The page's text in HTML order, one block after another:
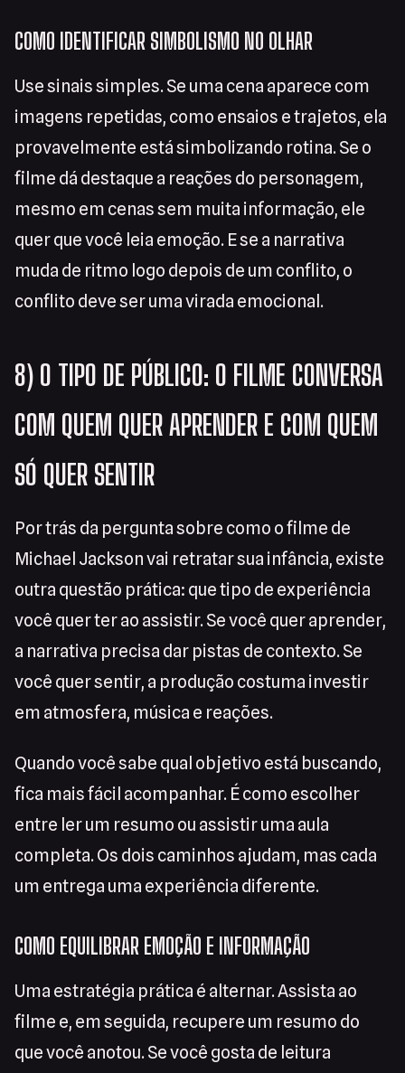
COMO IDENTIFICAR SIMBOLISMO NO OLHAR
Use sinais simples. Se uma cena aparece com
imagens repetidas, como ensaios e trajetos, ela
provavelmente está simbolizando rotina. Se o
filme dá destaque a reações do personagem,
mesmo em cenas sem muita informação, ele
quer que você leia emoção. E se a narrativa
muda de ritmo logo depois de um conflito, o
conflito deve ser uma virada emocional.
8) O TIPO DE PÚBLICO: O FILME CONVERSA
COM QUEM QUER APRENDER E COM QUEM
SÓ QUER SENTIR
Por trás da pergunta sobre como o filme de
Michael Jackson vai retratar sua infância, existe
outra questão prática: que tipo de experiência
você quer ter ao assistir. Se você quer aprender,
a narrativa precisa dar pistas de contexto. Se
você quer sentir, a produção costuma investir
em atmosfera, música e reações.
Quando você sabe qual objetivo está buscando,
fica mais fácil acompanhar. É como escolher
entre ler um resumo ou assistir uma aula
completa. Os dois caminhos ajudam, mas cada
um entrega uma experiência diferente.
COMO EQUILIBRAR EMOÇÃO E INFORMAÇÃO
Uma estratégia prática é alternar. Assista ao
filme e, em seguida, recupere um resumo do
que você anotou. Se você gosta de leitura